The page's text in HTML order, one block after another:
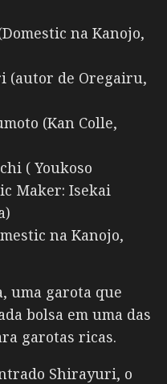
na Kanojo,
(autor de Oregairu,
(Kan Colle,
( Youkoso
Maker: Isekai
na Kanojo,
uma garota que
bolsa em uma das
garotas ricas.
Shirayuri, o